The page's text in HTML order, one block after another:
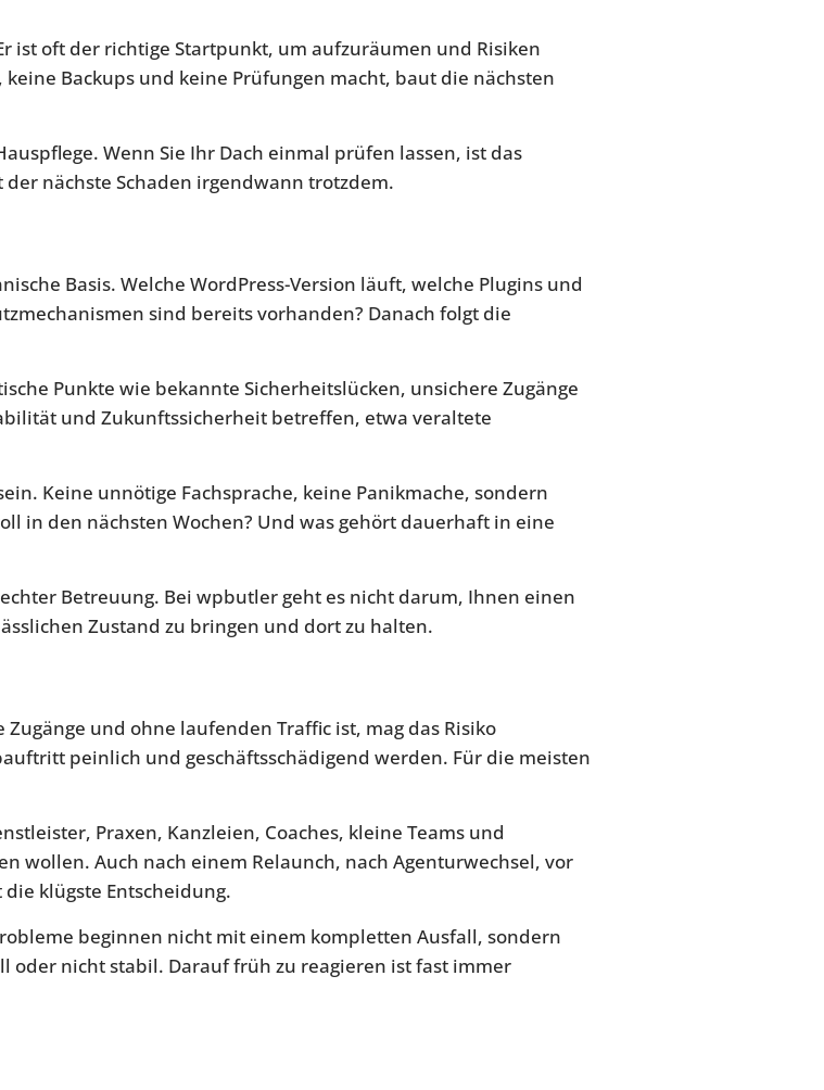
ist oft der richtige Startpunkt, um aufzuräumen und Risiken
Backups und keine Prüfungen macht, baut die nächsten
Wenn Sie Ihr Dach einmal prüfen lassen, ist das
nächste Schaden irgendwann trotzdem.
Basis. Welche WordPress-Version läuft, welche Plugins und
sind bereits vorhanden? Danach folgt die
Punkte wie bekannte Sicherheitslücken, unsichere Zugänge
und Zukunftssicherheit betreffen, etwa veraltete
Keine unnötige Fachsprache, keine Panikmache, sondern
in den nächsten Wochen? Und was gehört dauerhaft in eine
Betreuung. Bei wpbutler geht es nicht darum, Ihnen einen
Zustand zu bringen und dort zu halten.
und ohne laufenden Traffic ist, mag das Risiko
peinlich und geschäftsschädigend werden. Für die meisten
Praxen, Kanzleien, Coaches, kleine Teams und
wollen. Auch nach einem Relaunch, nach Agenturwechsel, vor
klügste Entscheidung.
beginnen nicht mit einem kompletten Ausfall, sondern
nicht stabil. Darauf früh zu reagieren ist fast immer